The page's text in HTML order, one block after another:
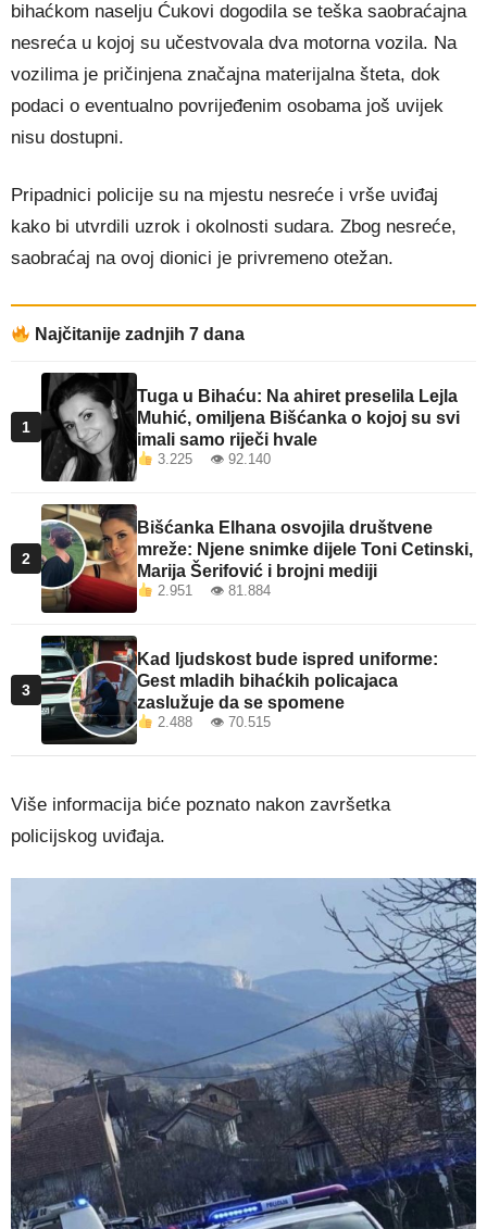
bihaćkom naselju Ćukovi dogodila se teška saobraćajna
nesreća u kojoj su učestvovala dva motorna vozila. Na
vozilima je pričinjena značajna materijalna šteta, dok
podaci o eventualno povrijeđenim osobama još uvijek
nisu dostupni.​
Pripadnici policije su na mjestu nesreće i vrše uviđaj
kako bi utvrdili uzrok i okolnosti sudara. Zbog nesreće,
saobraćaj na ovoj dionici je privremeno otežan.
Najčitanije zadnjih 7 dana
1
Tuga u Bihaću: Na ahiret preselila Lejla
Muhić, omiljena Bišćanka o kojoj su svi
imali samo riječi hvale
3.225 👁 92.140
2
Bišćanka Elhana osvojila društvene
mreže: Njene snimke dijele Toni Cetinski,
Marija Šerifović i brojni mediji
2.951 👁 81.884
3
Kad ljudskost bude ispred uniforme:
Gest mladih bihaćkih policajaca
zaslužuje da se spomene
2.488 👁 70.515
Više informacija biće poznato nakon završetka
policijskog uviđaja.​